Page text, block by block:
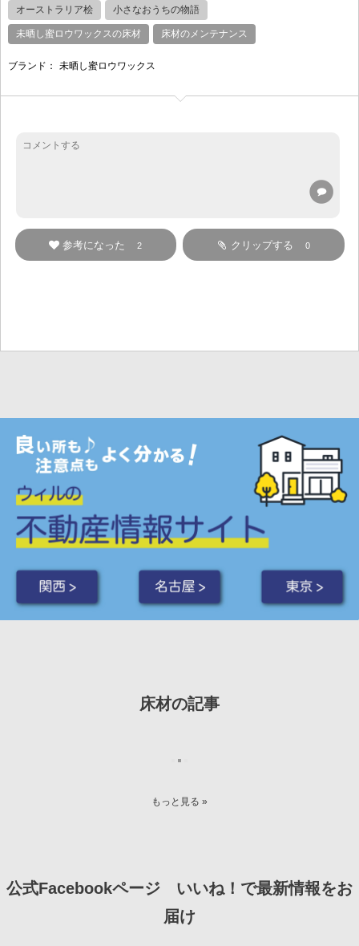
オーストラリア桧 小さなおうちの物語
未晒し蜜ロウワックスの床材 床材のメンテナンス
ブランド： 未晒し蜜ロウワックス
クリップする 0
参考になった 2
関西 > 名古屋 > 東京 >
床材の記事
もっと見る »
公式Facebookページ いいね！で最新情報をお
届け